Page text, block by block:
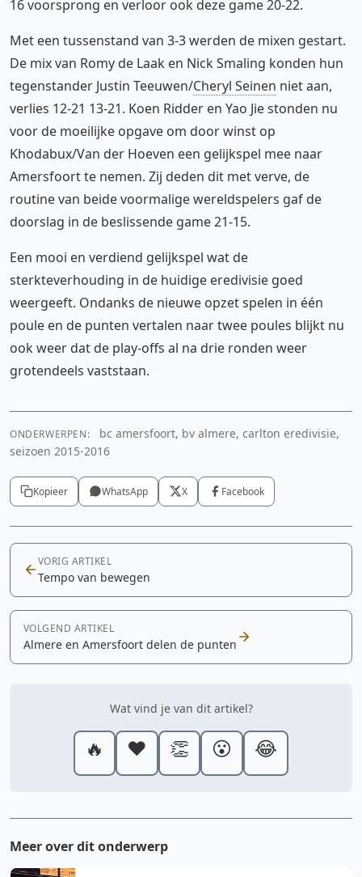
16 voorsprong en verloor ook deze game 20-22.
Met een tussenstand van 3-3 werden de mixen gestart.
De mix van Romy de Laak en Nick Smaling konden hun
tegenstander Justin Teeuwen/Cheryl Seinen niet aan,
verlies 12-21 13-21. Koen Ridder en Yao Jie stonden nu
voor de moeilijke opgave om door winst op
Khodabux/Van der Hoeven een gelijkspel mee naar
Amersfoort te nemen. Zij deden dit met verve, de
routine van beide voormalige wereldspelers gaf de
doorslag in de beslissende game 21-15.
Een mooi en verdiend gelijkspel wat de
sterkteverhouding in de huidige eredivisie goed
weergeeft. Ondanks de nieuwe opzet spelen in één
poule en de punten vertalen naar twee poules blijkt nu
ook weer dat de play-offs al na drie ronden weer
grotendeels vaststaan.
ONDERWERPEN:
bc amersfoort, bv almere, carlton eredivisie,
seizoen 2015-2016
Kopieer WhatsApp X Facebook
VORIG ARTIKEL
Tempo van bewegen
VOLGEND ARTIKEL
Almere en Amersfoort delen de punten
Wat vind je van dit artikel?
🔥 ❤️ 👏 😮 😂
Meer over dit onderwerp